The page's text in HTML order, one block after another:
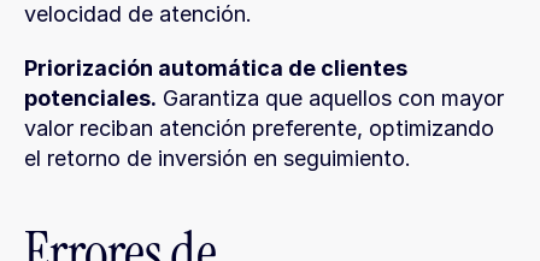
velocidad de atención.
Priorización automática de clientes
potenciales. Garantiza que aquellos con mayor
valor reciban atención preferente, optimizando
el retorno de inversión en seguimiento.